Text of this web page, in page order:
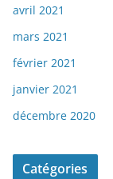
avril 2021
mars 2021
février 2021
janvier 2021
décembre 2020
Catégories